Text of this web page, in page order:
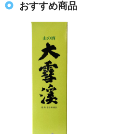
おすすめ商品